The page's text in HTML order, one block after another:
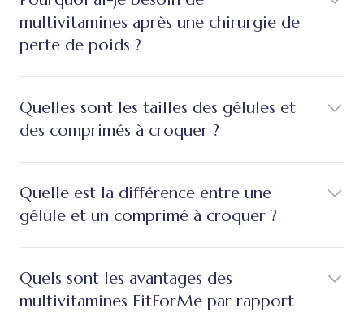
multivitamines après une chirurgie de
perte de poids ?
Quelles sont les tailles des gélules et
des comprimés à croquer ?
Quelle est la différence entre une
gélule et un comprimé à croquer ?
Quels sont les avantages des
multivitamines FitForMe par rapport